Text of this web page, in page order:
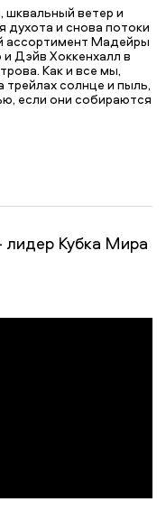
ветер и
духота и снова потоки
ассортимент Мадейры
Дэйв Хоккенхалл в
Как и все мы,
солнце и пыль,
если они собираются
лидер Кубка Мира